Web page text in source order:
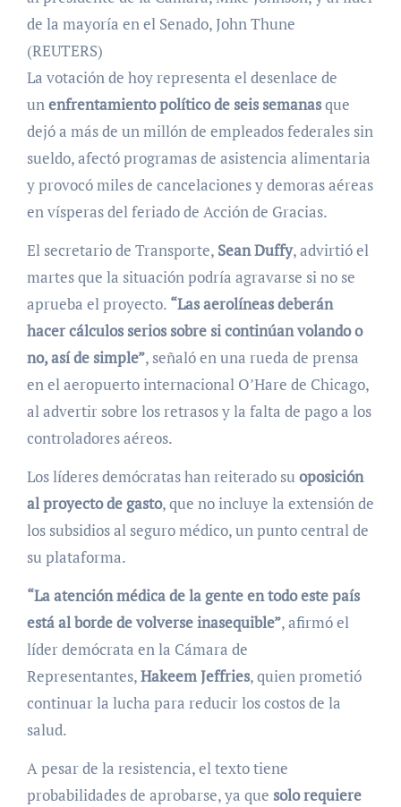
de la mayoría en el Senado, John Thune
(REUTERS)
La votación de hoy representa el desenlace de
unenfrentamiento político de seis semanasque
dejó a más de un millón de empleados federales sin
sueldo, afectó programas de asistencia alimentaria
y provocó miles de cancelaciones y demoras aéreas
en vísperas del feriado de Acción de Gracias.
El secretario de Transporte, Sean Duffy, advirtió el
martes que la situación podría agravarse si no se
aprueba el proyecto. “Las aerolíneas deberán
hacer cálculos serios sobre si continúan volando o
no, así de simple”, señaló en una rueda de prensa
en el aeropuerto internacional O’Hare de Chicago,
al advertir sobre los retrasos y la falta de pago a los
controladores aéreos.
Los líderes demócratas han reiterado su oposición
al proyecto de gasto, que no incluye la extensión de
los subsidios al seguro médico, un punto central de
su plataforma.
“La atención médica de la gente en todo este país
está al borde de volverse inasequible”, afirmó el
líder demócrata en la Cámara de
Representantes,Hakeem Jeffries, quien prometió
continuar la lucha para reducir los costos de la
salud.
A pesar de la resistencia, el texto tiene
probabilidades de aprobarse, ya que solo requiere